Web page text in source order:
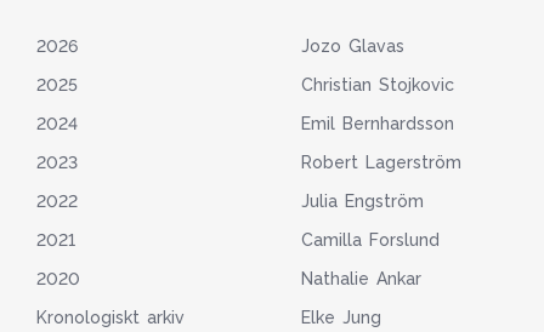
2026
2025
2024
2023
2022
2021
2020
Kronologiskt arkiv
Jozo Glavas
Christian Stojkovic
Emil Bernhardsson
Robert Lagerström
Julia Engström
Camilla Forslund
Nathalie Ankar
Elke Jung